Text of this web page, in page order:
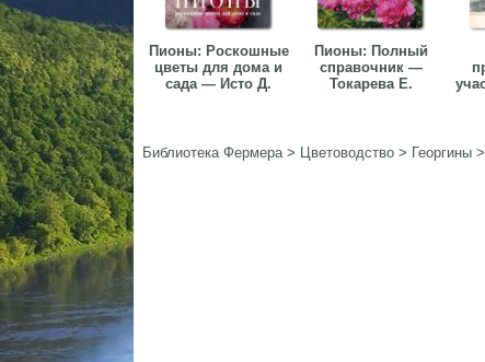
Пионы: Роскошные
цветы для дома и
сада — Исто Д.
Пионы: Полный
справочник —
Токарева Е.
Библиотека Фермера> Цветоводство > Георгины >